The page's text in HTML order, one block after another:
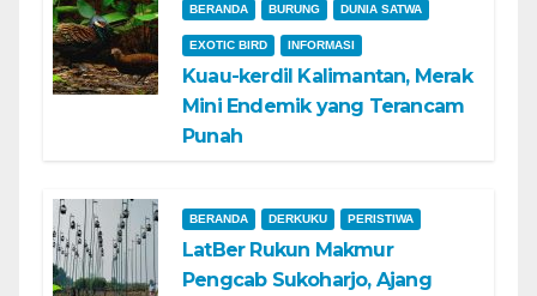
BERANDA BURUNG DUNIA SATWA
EXOTIC BIRD INFORMASI
Kuau-kerdil Kalimantan, Merak
Mini Endemik yang Terancam
Punah
BERANDA DERKUKU PERISTIWA
LatBer Rukun Makmur
Pengcab Sukoharjo, Ajang